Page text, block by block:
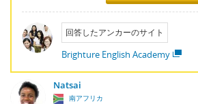
回答したアンカーのサイト
Brighture English Academy
Natsai
南アフリカ